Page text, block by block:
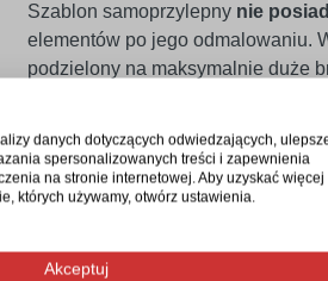
Szablon samoprzylepny nie
elementów po jego odmalowaniu.
podzielony na maksymalnie duże
Profesjonalny
Szablon samoprzylepny będzie
instruktażowych czy
danych dotyczących odwiedzających,
spersonalizowanych treści i zapewnienia
na stronie internetowej. Aby uzyskać więcej
których używamy, otwórz ustawienia.
Akceptuj